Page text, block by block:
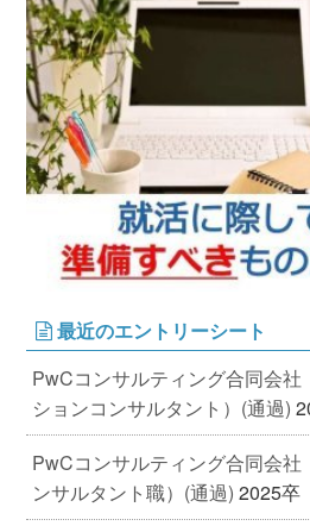
最近のエントリーシート
PwCコンサルティング合同会社
ションコンサルタント）(通過)
PwCコンサルティング合同会社
ンサルタント職）(通過) 2025卒